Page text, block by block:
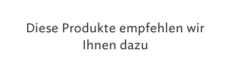
Diese Produkte empfehlen wir
Ihnen dazu